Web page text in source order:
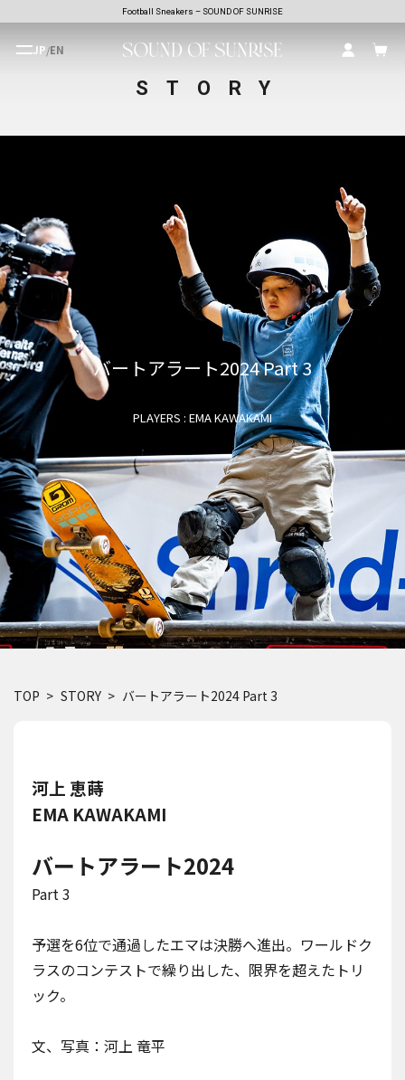
Football Sneakers – SOUND OF SUNRISE
JP/EN
STORY
バートアラート2024 Part 3
PLAYERS : EMA KAWAKAMI
TOP STORY バートアラート2024 Part 3
河上 恵蒔
EMA KAWAKAMI
バートアラート2024
Part 3
予選を6位で通過したエマは決勝へ進出。ワールドク
ラスのコンテストで繰り出した、限界を超えたトリ
ック。
文、写真：河上 竜平